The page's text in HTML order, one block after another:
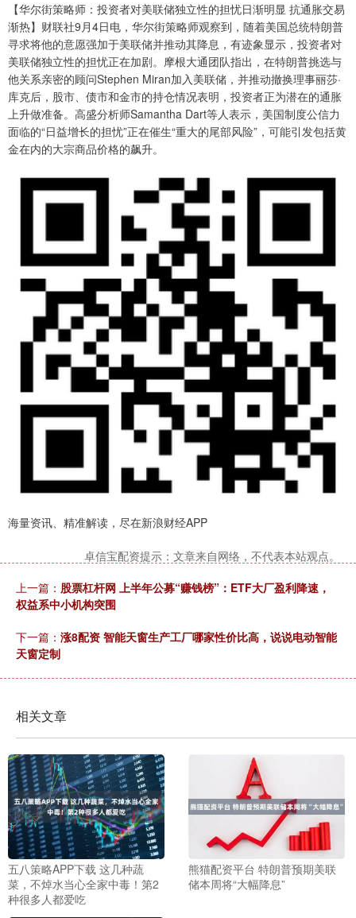
【华尔街策略师：投资者对美联储独立性的担忧日渐明显 抗通胀交易
渐热】财联社9月4日电，华尔街策略师观察到，随着美国总统特朗普
寻求将他的意愿强加于美联储并推动其降息，有迹象显示，投资者对
美联储独立性的担忧正在加剧。摩根大通团队指出，在特朗普挑选与
他关系亲密的顾问Stephen Miran加入美联储，并推动撤换理事丽莎·
库克后，股市、债市和金市的持仓情况表明，投资者正为潜在的通胀
上升做准备。高盛分析师Samantha Dart等人表示，美国制度公信力
面临的“日益增长的担忧”正在催生“重大的尾部风险”，可能引发包括黄
金在内的大宗商品价格的飙升。
海量资讯、精准解读，尽在新浪财经APP
卓信宝配资提示：文章来自网络，不代表本站观点。
上一篇： 股票杠杆网 上半年公募“赚钱榜”：ETF大厂盈利降速，
权益系中小机构突围
下一篇： 涨8配资 智能天窗生产工厂哪家性价比高，说说电动智能
天窗定制
相关文章
五八策略APP下载 这几种蔬
菜，不焯水当心全家中毒！第2
种很多人都爱吃
熊猫配资平台 特朗普预期美联
储本周将“大幅降息”